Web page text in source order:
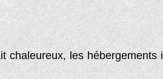
chaleureux, les